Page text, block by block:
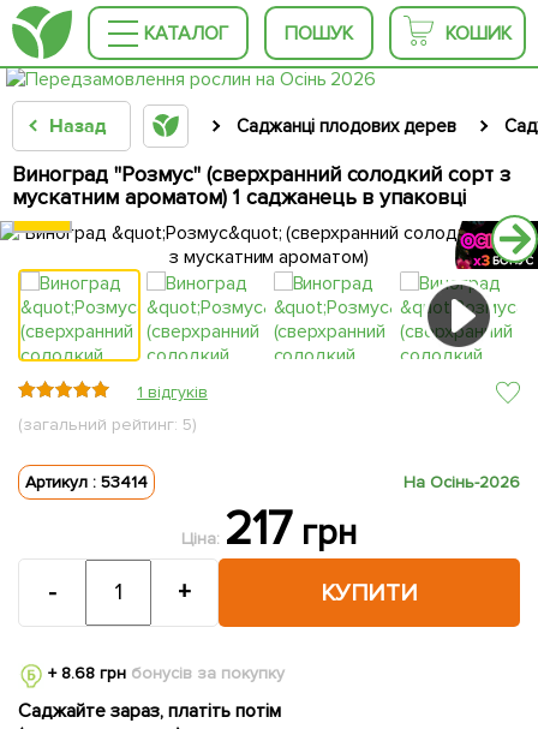
КАТАЛОГ ПОШУК КОШИК
Назад Саджанці плодових дерев
Виноград "Розмус" (сверхранний солодкий сорт з
мускатним ароматом) 1 саджанець в упаковці
1 відгуків
(загальний рейтинг: 5)
Артикул : 53414 На Осінь-2026
Ціна: 217грн
КУПИТИ
- +
+ 8.68 грнбонусів за покупку
Саджайте зараз, платіть потім